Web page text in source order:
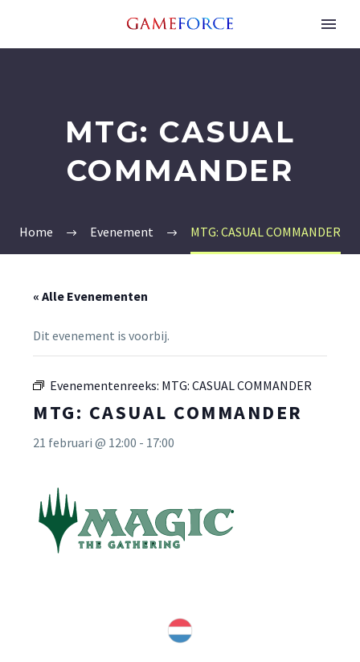
MTG: CASUAL
COMMANDER
Home Evenement MTG: CASUAL COMMANDER
« Alle Evenementen
Dit evenement is voorbij.
Evenementenreeks: MTG: CASUAL COMMANDER
MTG: CASUAL COMMANDER
21 februari @ 12:00 - 17:00